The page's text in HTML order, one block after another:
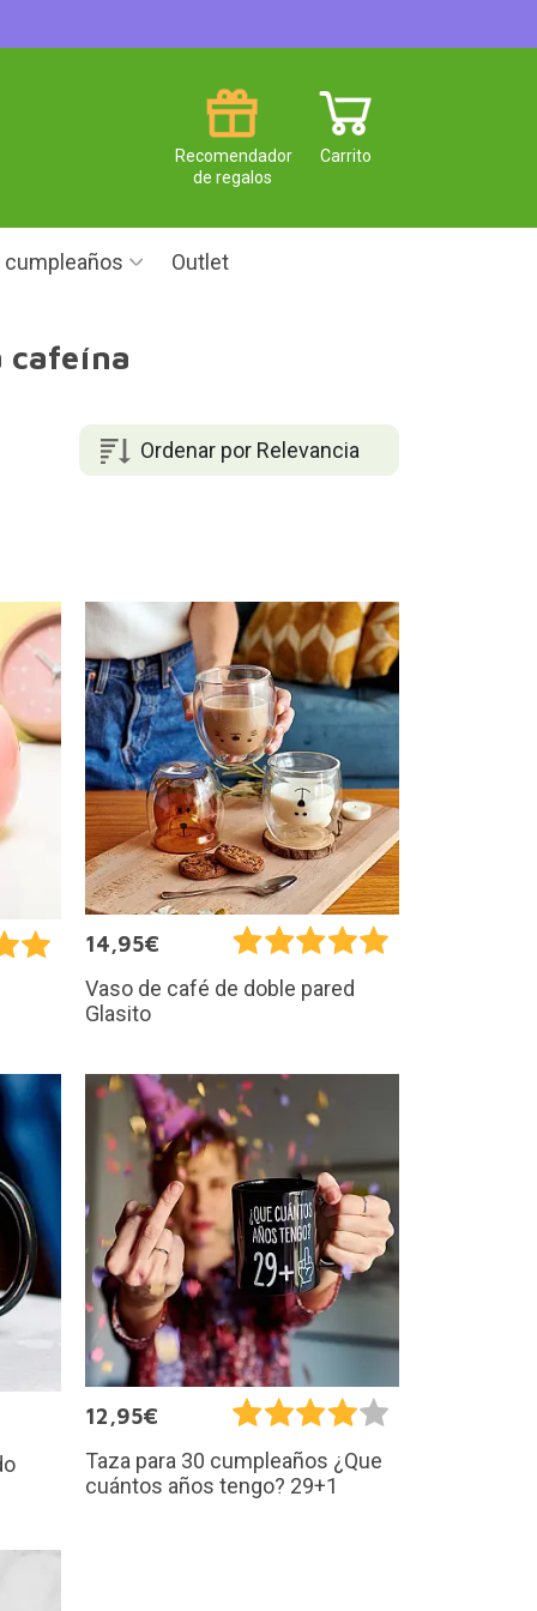
Carrito
Recomendador
de regalos
cumpleaños Outlet
cafeína
Ordenar por Relevancia
14,95€
Vaso de café de doble pared
Glasito
12,95€
Taza para 30 cumpleaños ¿Que
cuántos años tengo? 29+1